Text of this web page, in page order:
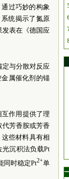
过巧妙的构象
统揭示了氮原
发表在《德国应
定与分散对反应
属催化剂的锚
作用提供了理
代芳香胺或芳香
些材料具有相
沉积法负载Pt
同时稳定Pt2+单